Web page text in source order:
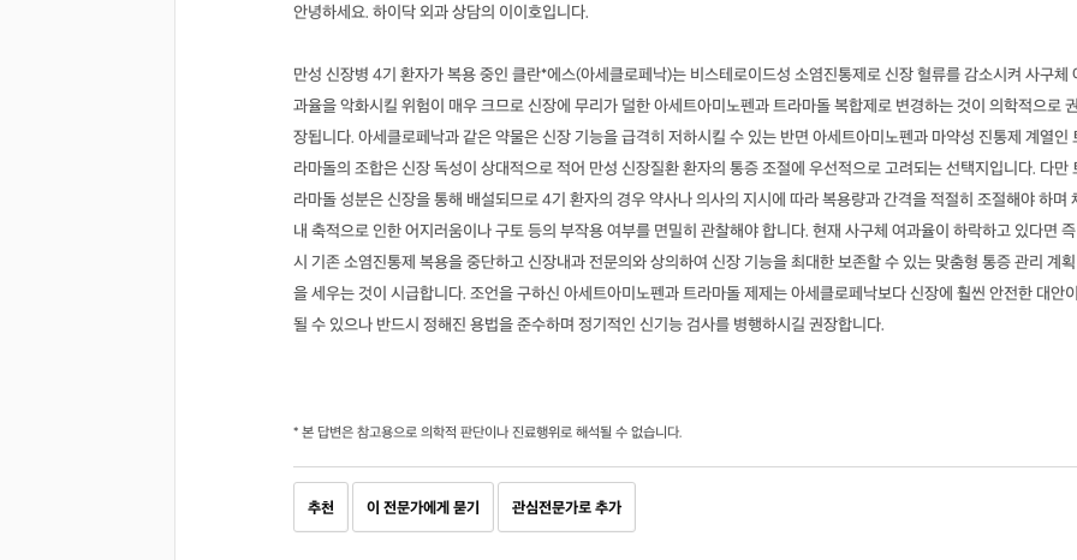
안녕하세요. 하이닥 외과 상담의 이이호입니다.
만성 신장병 4기 환자가 복용 중인 클란*에스(아세클로페낙)는 비스테로이드성 소염진통제로 신장 혈류를 감소시켜 사구체
과율을 악화시킬 위험이 매우 크므로 신장에 무리가 덜한 아세트아미노펜과 트라마돌 복합제로 변경하는 것이 의학적으로 권
장됩니다. 아세클로페낙과 같은 약물은 신장 기능을 급격히 저하시킬 수 있는 반면 아세트아미노펜과 마약성 진통제 계열인
라마돌의 조합은 신장 독성이 상대적으로 적어 만성 신장질환 환자의 통증 조절에 우선적으로 고려되는 선택지입니다. 다만
라마돌 성분은 신장을 통해 배설되므로 4기 환자의 경우 약사나 의사의 지시에 따라 복용량과 간격을 적절히 조절해야 하며
내 축적으로 인한 어지러움이나 구토 등의 부작용 여부를 면밀히 관찰해야 합니다. 현재 사구체 여과율이 하락하고 있다면 즉
시 기존 소염진통제 복용을 중단하고 신장내과 전문의와 상의하여 신장 기능을 최대한 보존할 수 있는 맞춤형 통증 관리 계획
을 세우는 것이 시급합니다. 조언을 구하신 아세트아미노펜과 트라마돌 제제는 아세클로페낙보다 신장에 훨씬 안전한 대안이
될 수 있으나 반드시 정해진 용법을 준수하며 정기적인 신기능 검사를 병행하시길 권장합니다.
* 본 답변은 참고용으로 의학적 판단이나 진료행위로 해석될 수 없습니다.
추천 이 전문가에게 묻기 관심전문가로 추가